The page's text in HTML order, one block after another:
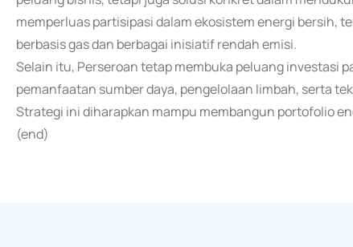
memperluas partisipasi dalam ekosistem energi bersih,
berbasis gas dan berbagai inisiatif rendah emisi.
Selain itu, Perseroan tetap membuka peluang investasi
pemanfaatan sumber daya, pengelolaan limbah, serta
Strategi ini diharapkan mampu membangun portofolio
(end)